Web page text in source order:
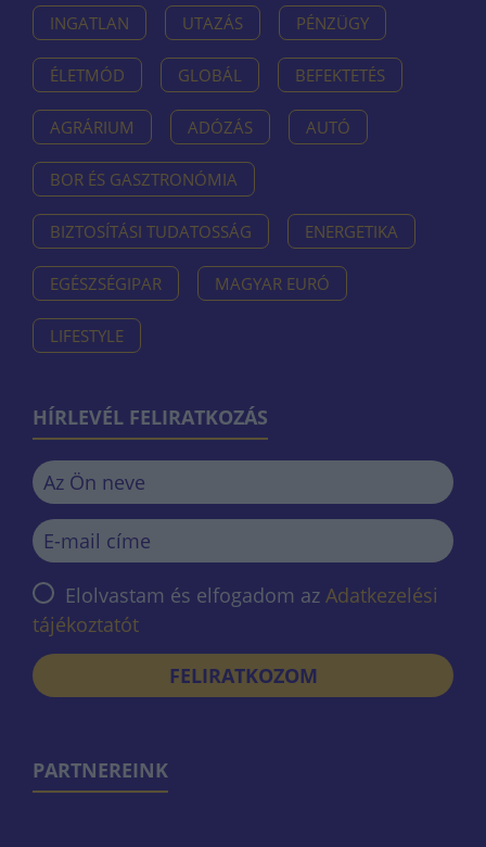
INGATLAN UTAZÁS PÉNZÜGY
ÉLETMÓD GLOBÁL BEFEKTETÉS
AGRÁRIUM ADÓZÁS AUTÓ
BOR ÉS GASZTRONÓMIA
BIZTOSÍTÁSI TUDATOSSÁG ENERGETIKA
EGÉSZSÉGIPAR MAGYAR EURÓ
LIFESTYLE
HÍRLEVÉL FELIRATKOZÁS
Elolvastam és elfogadom az Adatkezelési
tájékoztatót
FELIRATKOZOM
PARTNEREINK